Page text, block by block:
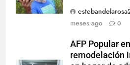
meses ago
0
AFP Popular
remodelación